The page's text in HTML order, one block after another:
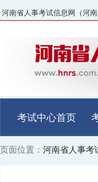
河南省人事考试信息网（河
考试中心首页
页面位置： 河南省人事考